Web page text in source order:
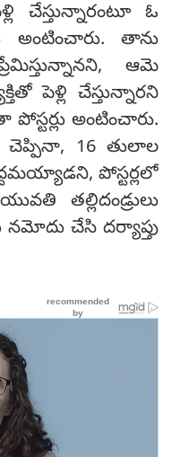
చేస్తున్నారంటూ ఓ
అంటించారు. తాను
ఆమె
పెళ్లి చేస్తున్నారని
పోస్టర్లు అంటించారు.
చెప్పినా, 16 తులాల
పోస్టర్లలో
తల్లిదండ్రులు
నమోదు చేసి దర్యాప్తు